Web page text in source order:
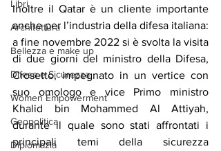
Libri
Architettura
Bellezza e make up
Difesa e Sicurezza
Women Empowerment
Geopolitica
Diplomazia
Inoltre il Qatar è un cliente importante
anche per l’industria della difesa italiana:
a fine novembre 2022 si è svolta la visita
di due giorni del ministro della Difesa,
Crosetto, impegnato in un vertice con
suo omologo e vice Primo ministro
Khalid bin Mohammed Al Attiyah,
durante il quale sono stati affrontati i
principali temi della sicurezza